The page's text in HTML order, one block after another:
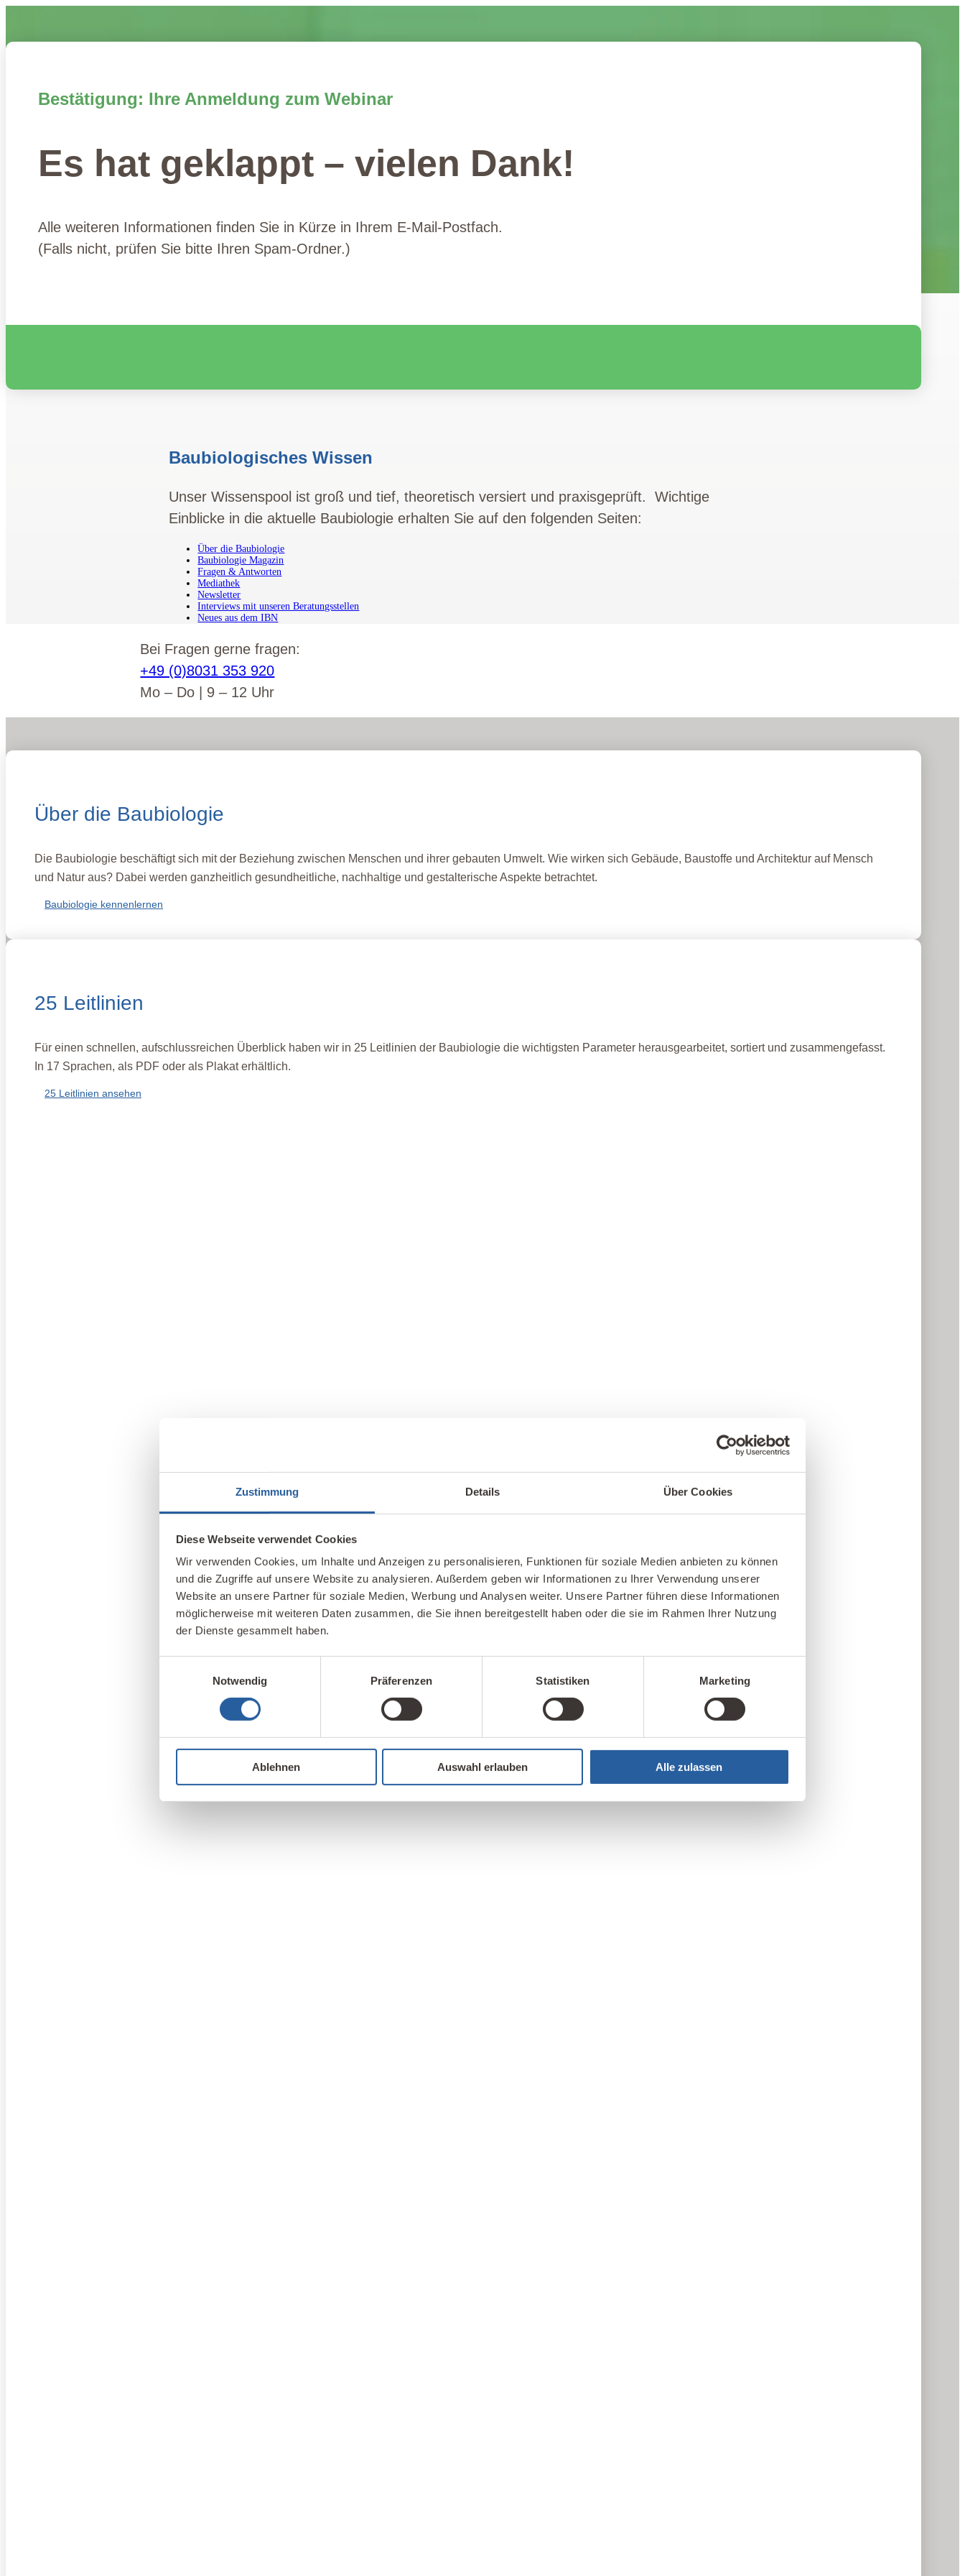
Zustimmung Details Über Cookies
Diese Webseite verwendet Cookies
Wir verwenden Cookies, um Inhalte und Anzeigen zu personalisieren, Funktionen für soziale Medien anbieten zu können
und die Zugriffe auf unsere Website zu analysieren. Außerdem geben wir Informationen zu Ihrer Verwendung unserer
Website an unsere Partner für soziale Medien, Werbung und Analysen weiter. Unsere Partner führen diese Informationen
möglicherweise mit weiteren Daten zusammen, die Sie ihnen bereitgestellt haben oder die sie im Rahmen Ihrer Nutzung
der Dienste gesammelt haben.
Notwendig
Präferenzen Statistiken Marketing
Ablehnen Auswahl erlauben Alle zulassen
Bestätigung: Ihre Anmeldung zum Webinar
Es hat geklappt – vielen Dank!
Alle weiteren Informationen finden Sie in Kürze in Ihrem E-Mail-Postfach.
(Falls nicht, prüfen Sie bitte Ihren Spam-Ordner.)
Baubiologisches Wissen
Unser Wissenspool ist groß und tief, theoretisch versiert und praxisgeprüft. Wichtige
Einblicke in die aktuelle Baubiologie erhalten Sie auf den folgenden Seiten:
Über die Baubiologie
Baubiologie Magazin
Fragen & Antworten
Mediathek
Newsletter
Interviews mit unseren Beratungsstellen
Neues aus dem IBN
Bei Fragen gerne fragen:
+49 (0)8031 353 920
Mo – Do | 9 – 12 Uhr
Über die Baubiologie
Die Baubiologie beschäftigt sich mit der Beziehung zwischen Menschen und ihrer gebauten Umwelt. Wie wirken sich Gebäude, Baustoffe und Architektur auf Mensch
und Natur aus? Dabei werden ganzheitlich gesundheitliche, nachhaltige und gestalterische Aspekte betrachtet.
Baubiologie kennenlernen
25 Leitlinien
Für einen schnellen, aufschlussreichen Überblick haben wir in 25 Leitlinien der Baubiologie die wichtigsten Parameter herausgearbeitet, sortiert und zusammengefasst.
In 17 Sprachen, als PDF oder als Plakat erhältlich.
25 Leitlinien ansehen